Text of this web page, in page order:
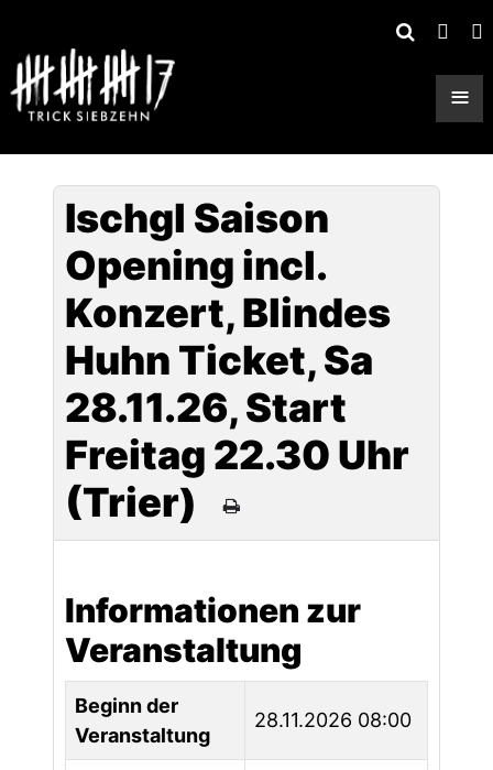
≡
Ischgl Saison
Opening incl.
Konzert, Blindes
Huhn Ticket, Sa
28.11.26, Start
Freitag 22.30 Uhr
(Trier)
Informationen zur
Veranstaltung
Beginn der
Veranstaltung
28.11.2026 08:00